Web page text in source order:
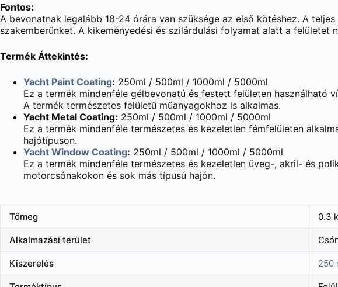
Fontos:
A bevonatnak legalább 18-24 órára van szüksége az első kötéshez. A
szakemberünket. A kikeményedési és szilárdulási folyamat alatt a felületet
Termék Áttekintés:
Yacht Paint Coating: 250ml / 500ml / 1000ml / 5000ml
Ez a termék mindenféle gélbevonatú és festett felületen használható
A termék természetes felületű műanyagokhoz is alkalmas.
Yacht Metal Coating: 250ml / 500ml / 1000ml / 5000ml
Ez a termék mindenféle természetes és kezeletlen fémfelületen
hajótípuson.
Yacht Window Coating: 250ml / 500ml / 1000ml / 5000ml
Ez a termék mindenféle természetes és kezeletlen üveg-, akril- és
motorcsónakokon és sok más típusú hajón.
Tömeg 0.3
Alkalmazási terület
Kiszerelés 250